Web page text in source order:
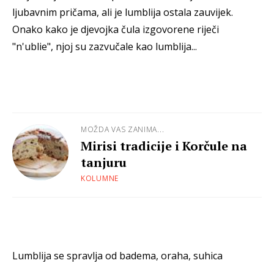
ljubavnim pričama, ali je lumblija ostala zauvijek.
Onako kako je djevojka čula izgovorene riječi
"n'ublie", njoj su zazvučale kao lumblija...
MOŽDA VAS ZANIMA...
Mirisi tradicije i Korčule na
tanjuru
KOLUMNE
Lumblija se spravlja od badema, oraha, suhica